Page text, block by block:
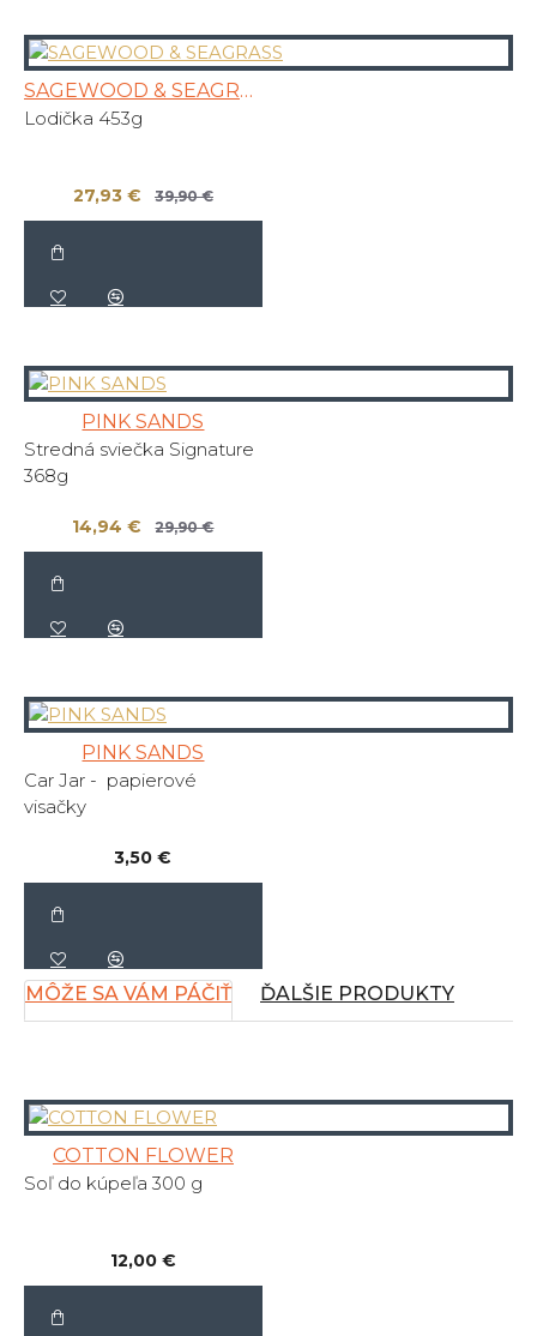
SAGEWOOD & SEAGRASS
Lodička 453g
27,93 € 39,90 €
PINK SANDS
Stredná sviečka Signature
368g
14,94 € 29,90 €
PINK SANDS
Car Jar - papierové
visačky
3,50 €
MÔŽE SA VÁM PÁČIŤ ĎALŠIE PRODUKTY
COTTON FLOWER
Soľ do kúpeľa 300 g
12,00 €